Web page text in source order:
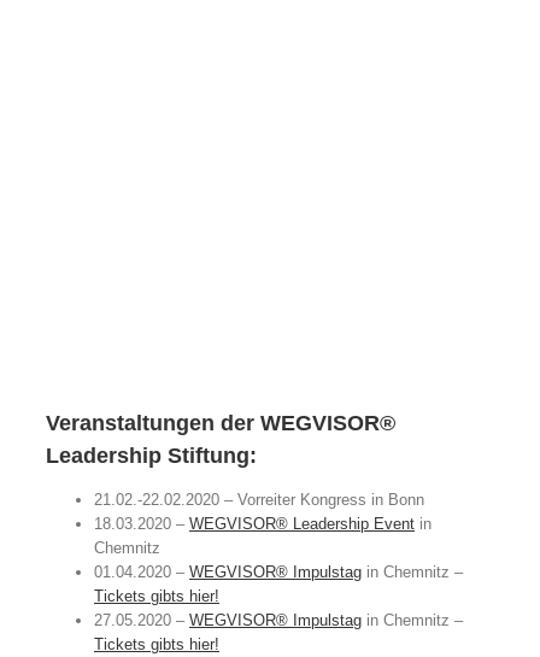
Veranstaltungen der WEGVISOR®
Leadership Stiftung:
21.02.-22.02.2020 – Vorreiter Kongress in Bonn
18.03.2020 – WEGVISOR® Leadership Event in
Chemnitz
01.04.2020 – WEGVISOR® Impulstag in Chemnitz –
Tickets gibts hier!
27.05.2020 – WEGVISOR® Impulstag in Chemnitz –
Tickets gibts hier!